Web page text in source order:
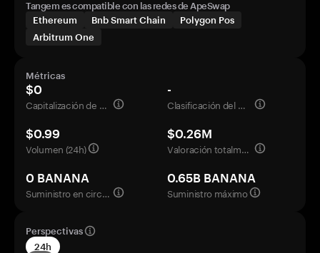
Tangem es compatible con las redes de ApeSwap
Ethereum
Bnb Smart Chain
Polygon Pos
Arbitrum One
Métricas
$0
Capitalización de mercado
-
Clasificación del mercado
$0.99
Volumen (24h)
$0.26M
Valoración totalmente diluida
0 BANANA
Suministro en circulación
0.65B BANANA
Suministro máximo
Perspectivas
24h